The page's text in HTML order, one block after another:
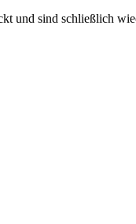
und sind schließlich